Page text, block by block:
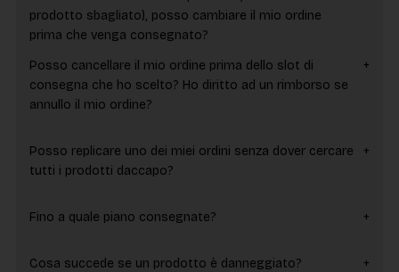
prodotto sbagliato), posso cambiare il mio ordine
prima che venga consegnato?
Posso cancellare il mio ordine prima dello slot di
consegna che ho scelto? Ho diritto ad un rimborso se
annullo il mio ordine?
Posso replicare uno dei miei ordini senza dover cercare
tutti i prodotti daccapo?
Fino a quale piano consegnate?
Cosa succede se un prodotto è danneggiato?